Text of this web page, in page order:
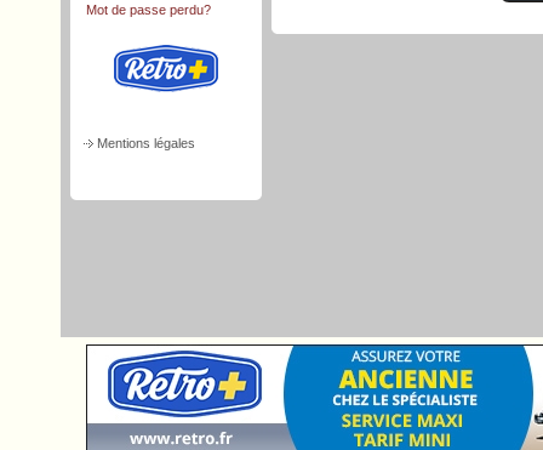
Mot de passe perdu?
Mentions légales